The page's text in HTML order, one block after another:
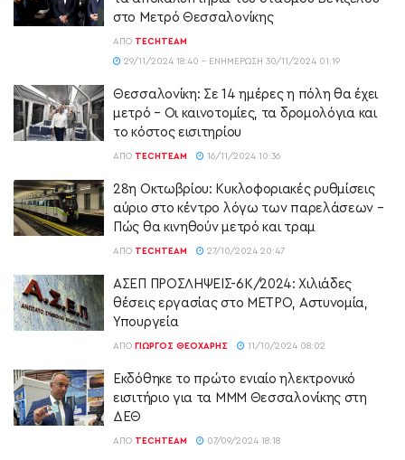
στο Μετρό Θεσσαλονίκης
ΑΠΌ TECHTEAM
29/11/2024 18:40 - ΕΝΗΜΈΡΩΣΗ 30/11/2024 01:19
Θεσσαλονίκη: Σε 14 ημέρες η πόλη θα έχει
μετρό – Οι καινοτομίες, τα δρομολόγια και
το κόστος εισιτηρίου
ΑΠΌ TECHTEAM 16/11/2024 10:36
28η Οκτωβρίου: Κυκλοφοριακές ρυθμίσεις
αύριο στο κέντρο λόγω των παρελάσεων –
Πώς θα κινηθούν μετρό και τραμ
ΑΠΌ TECHTEAM 27/10/2024 20:47
ΑΣΕΠ ΠΡΟΣΛΗΨΕΙΣ-6Κ/2024: Χιλιάδες
θέσεις εργασίας στο ΜΕΤΡΟ, Αστυνομία,
Υπουργεία
ΑΠΌ ΓΙΏΡΓΟΣ ΘΕΟΧΆΡΗΣ 11/10/2024 08:02
Εκδόθηκε το πρώτο ενιαίο ηλεκτρονικό
εισιτήριο για τα ΜΜΜ Θεσσαλονίκης στη
ΔΕΘ
ΑΠΌ TECHTEAM 07/09/2024 18:18